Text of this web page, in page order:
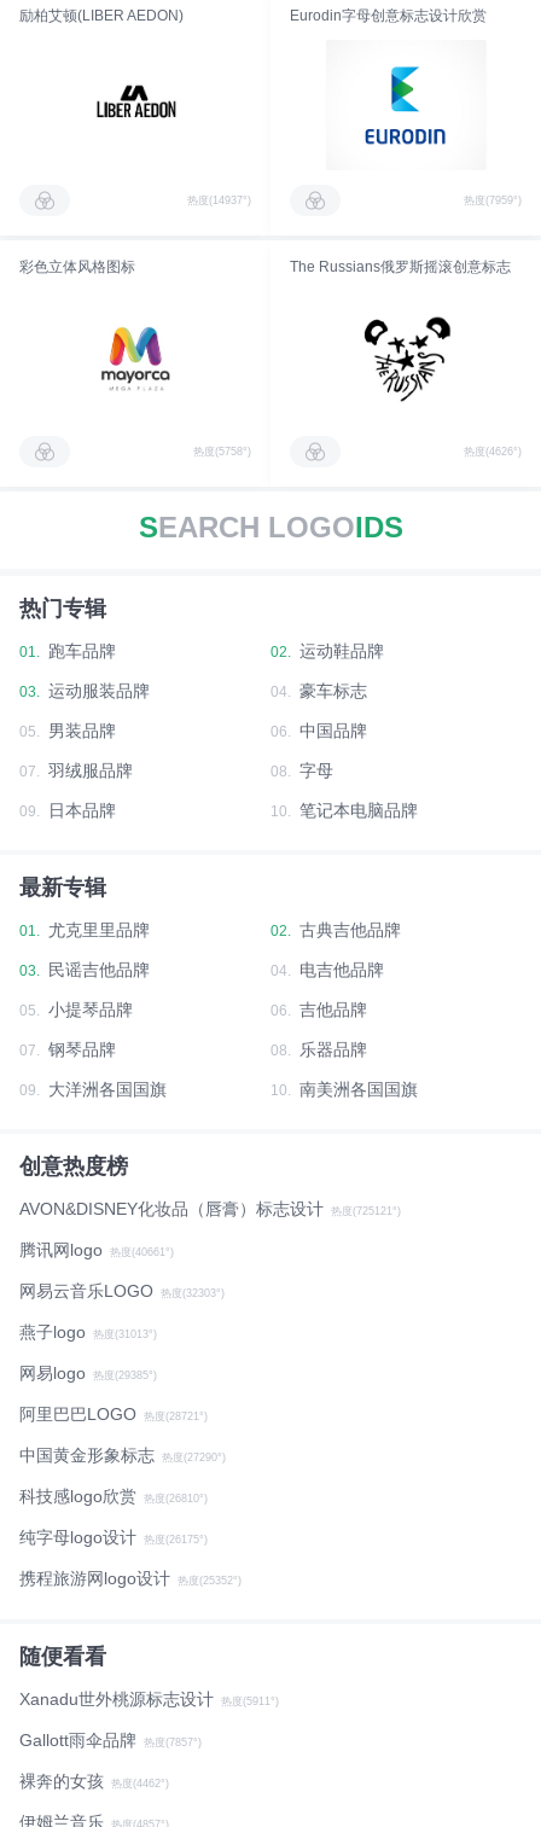
励柏艾顿(LIBER AEDON)
热度(14937°)
Eurodin字母创意标志设计欣赏
热度(7959°)
彩色立体风格图标
热度(5758°)
The Russians俄罗斯摇滚创意标志
热度(4626°)
SEARCH LOGOIDS
热门专辑
01. 跑车品牌 02. 运动鞋品牌
03. 运动服装品牌 04. 豪车标志
05. 男装品牌 06. 中国品牌
07. 羽绒服品牌 08. 字母
09. 日本品牌 10. 笔记本电脑品牌
最新专辑
01. 尤克里里品牌 02. 古典吉他品牌
03. 民谣吉他品牌 04. 电吉他品牌
05. 小提琴品牌 06. 吉他品牌
07. 钢琴品牌 08. 乐器品牌
09. 大洋洲各国国旗 10. 南美洲各国国旗
创意热度榜
AVON&DISNEY化妆品（唇膏）标志设计 热度(725121°)
腾讯网logo 热度(40661°)
网易云音乐LOGO 热度(32303°)
燕子logo 热度(31013°)
网易logo 热度(29385°)
阿里巴巴LOGO 热度(28721°)
中国黄金形象标志 热度(27290°)
科技感logo欣赏 热度(26810°)
纯字母logo设计 热度(26175°)
携程旅游网logo设计 热度(25352°)
随便看看
Xanadu世外桃源标志设计 热度(5911°)
Gallott雨伞品牌 热度(7857°)
裸奔的女孩 热度(4462°)
伊姆兰音乐 热度(4857°)